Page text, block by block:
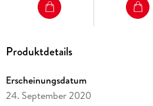
Produktdetails
Erscheinungsdatum
24. September 2020